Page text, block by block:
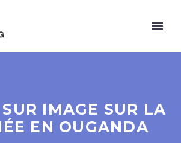
IMAGE SUR LA
EN OUGANDA